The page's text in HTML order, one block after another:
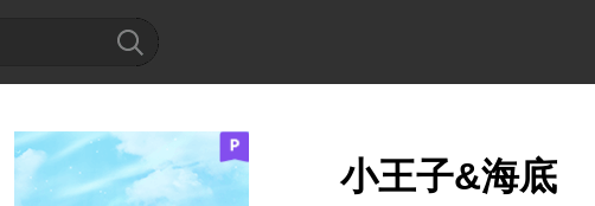
小王子&海底